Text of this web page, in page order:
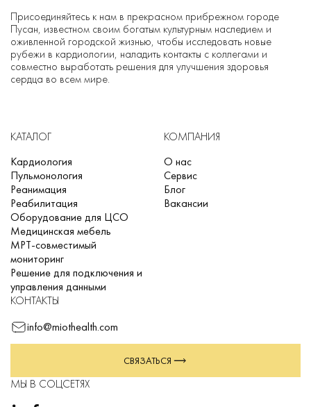
Присоединяйтесь к нам в прекрасном прибрежном городе
Пусан, известном своим богатым культурным наследием и
оживленной городской жизнью, чтобы исследовать новые
рубежи в кардиологии, наладить контакты с коллегами и
совместно выработать решения для улучшения здоровья
сердца во всем мире.
КАТАЛОГ
Кардиология
Пульмонология
Реанимация
Реабилитация
Оборудование для ЦСО
Медицинская мебель
МРТ-совместимый
мониторинг
Решение для подключения и
управления данными
КОМПАНИЯ
О нас
Сервис
Блог
Вакансии
КОНТАКТЫ
info@miothealth.com
СВЯЗАТЬСЯ
МЫ В СОЦСЕТЯХ